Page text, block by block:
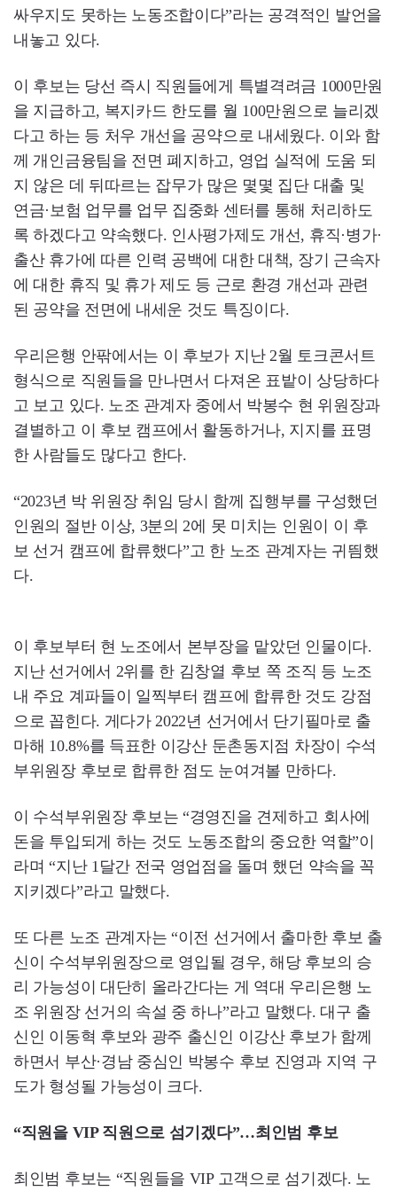
싸우지도 못하는 노동조합이다”라는 공격적인 발언을
내놓고 있다.
이 후보는 당선 즉시 직원들에게 특별격려금 1000만원
을 지급하고, 복지카드 한도를 월 100만원으로 늘리겠
다고 하는 등 처우 개선을 공약으로 내세웠다. 이와 함
께 개인금융팀을 전면 폐지하고, 영업 실적에 도움 되
지 않은 데 뒤따르는 잡무가 많은 몇몇 집단 대출 및
연금·보험 업무를 업무 집중화 센터를 통해 처리하도
록 하겠다고 약속했다. 인사평가제도 개선, 휴직·병가·
출산 휴가에 따른 인력 공백에 대한 대책, 장기 근속자
에 대한 휴직 및 휴가 제도 등 근로 환경 개선과 관련
된 공약을 전면에 내세운 것도 특징이다.
우리은행 안팎에서는 이 후보가 지난 2월 토크콘서트
형식으로 직원들을 만나면서 다져온 표밭이 상당하다
고 보고 있다. 노조 관계자 중에서 박봉수 현 위원장과
결별하고 이 후보 캠프에서 활동하거나, 지지를 표명
한 사람들도 많다고 한다.
“2023년 박 위원장 취임 당시 함께 집행부를 구성했던
인원의 절반 이상, 3분의 2에 못 미치는 인원이 이 후
보 선거 캠프에 합류했다”고 한 노조 관계자는 귀띔했
다.
이 후보부터 현 노조에서 본부장을 맡았던 인물이다.
지난 선거에서 2위를 한 김창열 후보 쪽 조직 등 노조
내 주요 계파들이 일찍부터 캠프에 합류한 것도 강점
으로 꼽힌다. 게다가 2022년 선거에서 단기필마로 출
마해 10.8%를 득표한 이강산 둔촌동지점 차장이 수석
부위원장 후보로 합류한 점도 눈여겨볼 만하다.
이 수석부위원장 후보는 “경영진을 견제하고 회사에
돈을 투입되게 하는 것도 노동조합의 중요한 역할”이
라며 “지난 1달간 전국 영업점을 돌며 했던 약속을 꼭
지키겠다”라고 말했다.
또 다른 노조 관계자는 “이전 선거에서 출마한 후보 출
신이 수석부위원장으로 영입될 경우, 해당 후보의 승
리 가능성이 대단히 올라간다는 게 역대 우리은행 노
조 위원장 선거의 속설 중 하나”라고 말했다. 대구 출
신인 이동혁 후보와 광주 출신인 이강산 후보가 함께
하면서 부산·경남 중심인 박봉수 후보 진영과 지역 구
도가 형성될 가능성이 크다.
“직원을 VIP 직원으로 섬기겠다”…최인범 후보
최인범 후보는 “직원들을 VIP 고객으로 섬기겠다. 노